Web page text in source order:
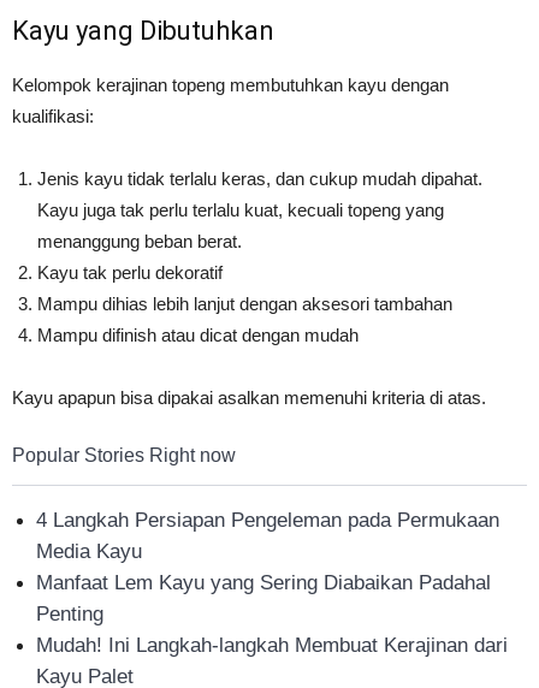
Kayu yang Dibutuhkan
Kelompok kerajinan topeng membutuhkan kayu dengan
kualifikasi:
Jenis kayu tidak terlalu keras, dan cukup mudah dipahat.
Kayu juga tak perlu terlalu kuat, kecuali topeng yang
menanggung beban berat.
Kayu tak perlu dekoratif
Mampu dihias lebih lanjut dengan aksesori tambahan
Mampu difinish atau dicat dengan mudah
Kayu apapun bisa dipakai asalkan memenuhi kriteria di atas.
Popular Stories Right now
4 Langkah Persiapan Pengeleman pada Permukaan
Media Kayu
Manfaat Lem Kayu yang Sering Diabaikan Padahal
Penting
Mudah! Ini Langkah-langkah Membuat Kerajinan dari
Kayu Palet